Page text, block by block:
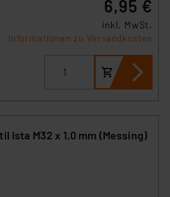
6,95 €
inkl. MwSt.
Informationen zu Versandkosten
Ista M32 x 1,0 mm (Messing)